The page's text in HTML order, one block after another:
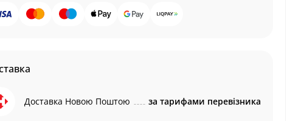
Доставка Новою Поштою за тарифами перевізника